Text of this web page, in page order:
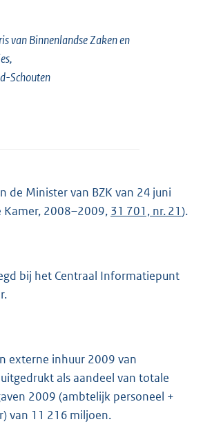
van Binnenlandse Zaken en
Schouten
de Minister van BZK van 24 juni
Kamer, 2008–2009, 31 701, nr. 21).
bij het Centraal Informatiepunt
externe inhuur 2009 van
als aandeel van totale
2009 (ambtelijk personeel +
van 11 216 miljoen.